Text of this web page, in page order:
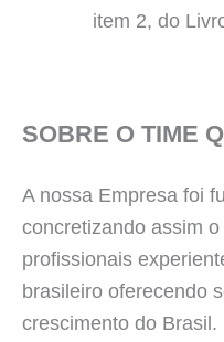
item 2, do
SOBRE O TIME
A nossa Empresa foi
concretizando assim
profissionais
brasileiro oferecendo
crescimento do Brasil.